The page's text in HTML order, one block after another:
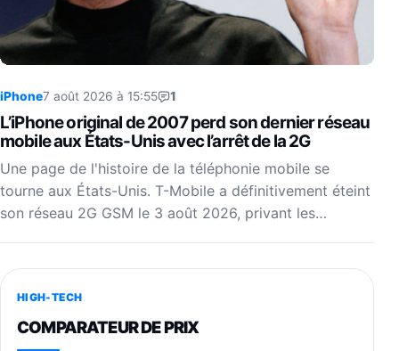
iPhone7 août 2026 à 15:55 1
L’iPhone original de 2007 perd son dernier réseau
mobile aux États-Unis avec l’arrêt de la 2G
Une page de l'histoire de la téléphonie mobile se
tourne aux États-Unis. T-Mobile a définitivement éteint
son réseau 2G GSM le 3 août 2026, privant les…
HIGH-TECH
COMPARATEUR DE PRIX